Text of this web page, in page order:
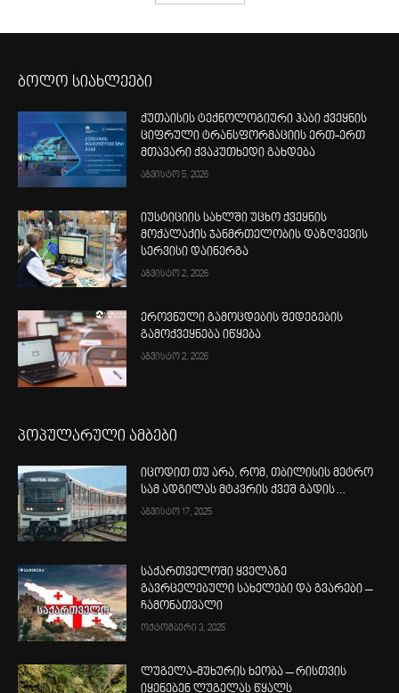
ბოლო სიახლეები
ქუთაისის ტექნოლოგიური ჰაბი ქვეყნის
ციფრული ტრანსფორმაციის ერთ-ერთ
მთავარი ქვაკუთხედი გახდება
აგვისტო 5, 2026
იუსტიციის სახლში უცხო ქვეყნის
მოქალაქის ჯანმრთელობის დაზღვევის
სერვისი დაინერგა
აგვისტო 2, 2026
ეროვნული გამოცდების შედეგების
გამოქვეყნება იწყება
აგვისტო 2, 2026
პოპულარული ამბები
იცოდით თუ არა, რომ, თბილისის მეტრო
სამ ადგილას მტკვრის ქვეშ გადის…
აგვისტო 17, 2025
საქართველოში ყველაზე
გავრცელებული სახელები და გვარები –
ჩამონათვალი
ოქტომბერი 3, 2025
ლუგელა-მუხურის ხეობა – რისთვის
იყენებენ ლუგელას წყალს